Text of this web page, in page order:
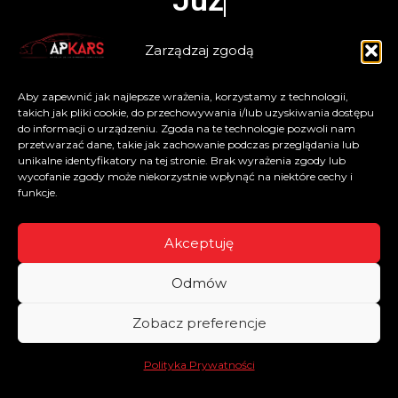
Zarządzaj zgodą
Aby zapewnić jak najlepsze wrażenia, korzystamy z technologii,
takich jak pliki cookie, do przechowywania i/lub uzyskiwania dostępu
do informacji o urządzeniu. Zgoda na te technologie pozwoli nam
przetwarzać dane, takie jak zachowanie podczas przeglądania lub
unikalne identyfikatory na tej stronie. Brak wyrażenia zgody lub
wycofanie zgody może niekorzystnie wpłynąć na niektóre cechy i
funkcje.
Akceptuję
Odmów
Zobacz preferencje
Polityka Prywatności